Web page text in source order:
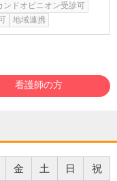
ンドオピニオン受診可
地域連携
看護師の方
金 土 日 祝